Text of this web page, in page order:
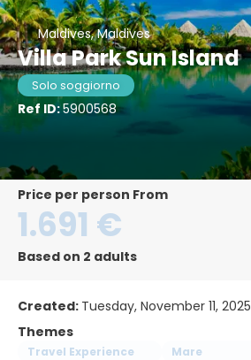
Maldives, Maldives
Villa Park Sun Island
Solo soggiorno
Ref ID:5900568
price per person From
1.691 €
Based on 2 adults
Created: Tuesday, November 11, 2025
Themes
Travel Experience
Mare